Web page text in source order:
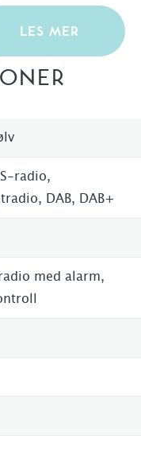
LES MER
radio,
DAB, DAB+
med alarm,